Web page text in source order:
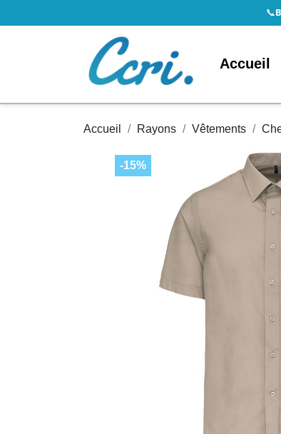
📞
Accueil
Accueil Rayons Vêtements
-15%